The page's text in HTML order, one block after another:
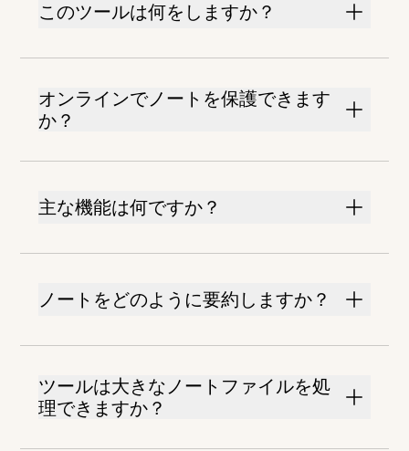
このツールは何をしますか？
オンラインでノートを保護できます
か？
主な機能は何ですか？
ノートをどのように要約しますか？
ツールは大きなノートファイルを処
理できますか？